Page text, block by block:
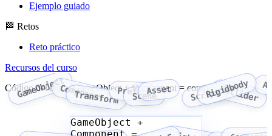
Ejemplo guiado
🏁 Retos
Reto práctico
Recursos del curso
Código del tema: GameObject + Component = comportamiento
GameObjectComponent
TransformPrefab
SceneAsset ScriptRigidbody
Collider
GameObject +
Component =